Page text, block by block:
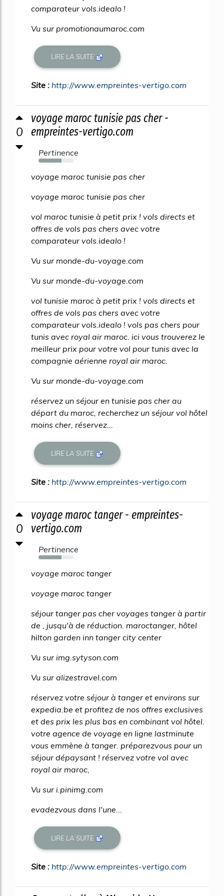
comparateur vols.idealo !
Vu sur promotionaumaroc.com
LIRE LA SUITE
Site : http://www.empreintes-vertigo.com
0
voyage maroc tunisie pas cher -
empreintes-vertigo.com
Pertinence
66%
voyage maroc tunisie pas cher
voyage maroc tunisie pas cher
vol maroc tunisie à petit prix ! vols directs et
offres de vols pas chers avec votre
comparateur vols.idealo !
Vu sur monde-du-voyage.com
Vu sur monde-du-voyage.com
vol tunisie maroc à petit prix ! vols directs et
offres de vols pas chers avec votre
comparateur vols.idealo ! vols pas chers pour
tunis avec royal air maroc. ici vous trouverez le
meilleur prix pour votre vol pour tunis avec la
compagnie aérienne royal air maroc.
Vu sur monde-du-voyage.com
réservez un séjour en tunisie pas cher au
départ du maroc, recherchez un séjour vol hôtel
moins cher, réservez...
LIRE LA SUITE
Site : http://www.empreintes-vertigo.com
0
voyage maroc tanger - empreintes-
vertigo.com
Pertinence
66%
voyage maroc tanger
voyage maroc tanger
séjour tanger pas cher voyages tanger à partir
de , jusqu'à de réduction. maroctanger, hôtel
hilton garden inn tanger city center
Vu sur img.sytyson.com
Vu sur alizestravel.com
réservez votre séjour à tanger et environs sur
expedia.be et profitez de nos offres exclusives
et des prix les plus bas en combinant vol hôtel.
votre agence de voyage en ligne lastminute
vous emmène à tanger. préparezvous pour un
séjour dépaysant ! réservez votre vol avec
royal air maroc,
Vu sur i.pinimg.com
evadezvous dans l'une...
LIRE LA SUITE
Site : http://www.empreintes-vertigo.com